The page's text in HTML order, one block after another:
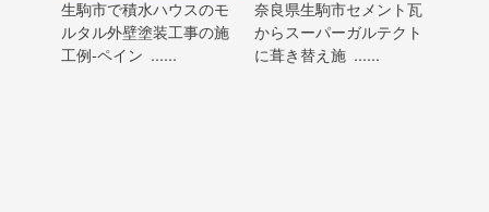
生駒市で積水ハウスのモ
ルタル外壁塗装工事の施
工例‐ペイン ......
奈良県生駒市セメント瓦
からスーパーガルテクト
に葺き替え施 ......